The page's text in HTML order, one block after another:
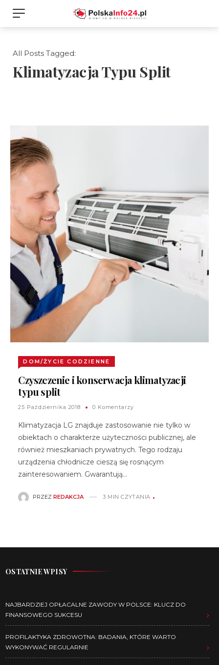
All Posts Tagged:
Klimatyzacja Typu Split
DOM/ŻYCIE CODZIENNE
Czyszczenie i konserwacja klimatyzacji
typu split
25 Października 2018 0 Komentarzy
Klimatyzacja LG znajduje zastosowanie nie tylko w
obiektach o charakterze użyteczności publicznej, ale
również mieszkaniach prywatnych. Tego rodzaju
urządzenia chłodnicze cieszą się rosnącym
zainteresowaniem. Gwarantują…
PRZEZREDAKCJA 3 MIN CZYTANIA
OSTATNIE WPISY
NAJBARDZIEJ OPŁACALNE ZAWODY W POLSCE: KLUCZ DO
FINANSOWEGO SUKCESU
PROFILAKTYKA ZDROWOTNA: BADANIA, KTÓRE WARTO
WYKONYWAĆ REGULARNIE